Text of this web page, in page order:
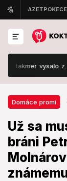
vysalo z kabíny:
Domáce promi
Už sa
bráni
Domáce promi
Už sa
bráni
trénerovi!